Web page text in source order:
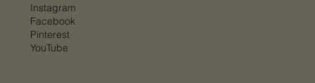
Instagram
Facebook
Pinterest
YouTube